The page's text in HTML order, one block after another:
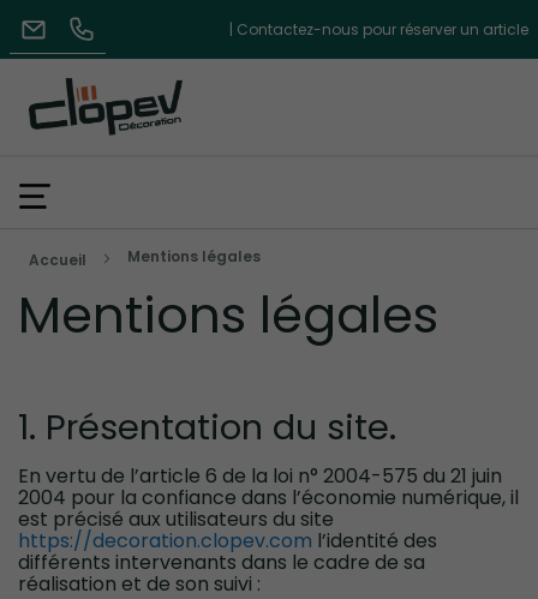
| Contactez-nous pour réserver un article
Accueil Mentions légales
Mentions légales
1. Présentation du site.
En vertu de l’article 6 de la loi n° 2004-575 du 21 juin
2004 pour la confiance dans l’économie numérique, il
est précisé aux utilisateurs du site
https://decoration.clopev.com l’identité des
différents intervenants dans le cadre de sa
réalisation et de son suivi :